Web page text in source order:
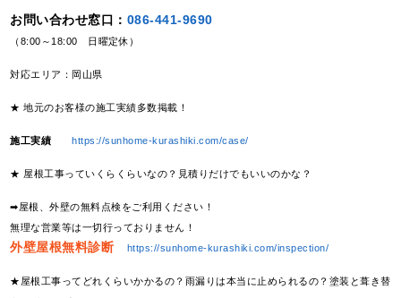
お問い合わせ窓口： 086-441-9690
（8:00～18:00 日曜定休）
対応エリア：岡山県
★ 地元のお客様の施工実績多数掲載！
施工実績 https://sunhome-kurashiki.com/case/
★ 屋根工事っていくらくらいなの？見積りだけでもいいのかな？
➡屋根、外壁の無料点検をご利用ください！
無理な営業等は一切行っておりません！
外壁屋根無料診断 https://sunhome-kurashiki.com/inspection/
★屋根工事ってどれくらいかかるの？雨漏りは本当に止められるの？塗装と葺き替